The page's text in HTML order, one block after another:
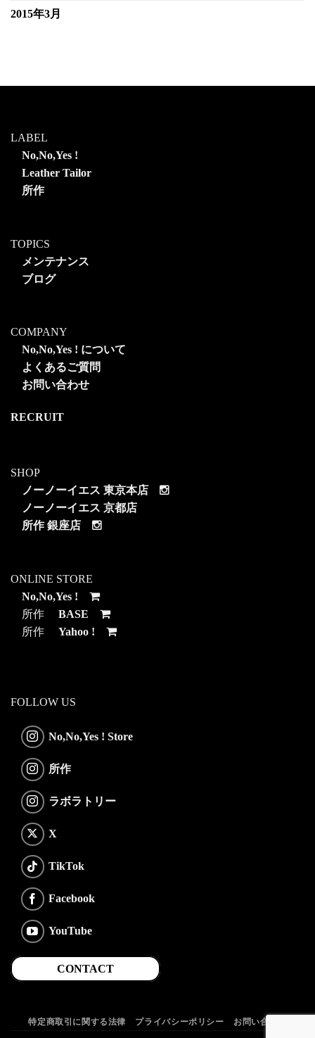
2015年3月
LABEL
No,No,Yes !
Leather Tailor
所作
TOPICS
メンテナンス
ブログ
COMPANY
No,No,Yes ! について
よくあるご質問
お問い合わせ
RECRUIT
SHOP
ノーノーイエス 東京本店
ノーノーイエス 京都店
所作 銀座店
ONLINE STORE
No,No,Yes !
所作 BASE
所作 Yahoo !
FOLLOW US
No,No,Yes ! Store
所作
ラボラトリー
X
TikTok
Facebook
YouTube
CONTACT
特定商取引に関する法律 プライバシーポリシー お問い合わせ